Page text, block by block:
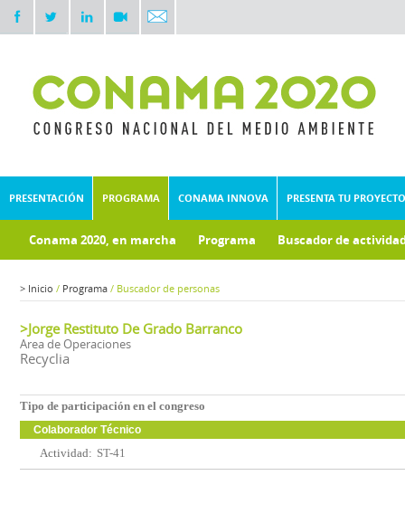
PRESENTACIÓN PROGRAMA CONAMA INNOVA PRESENTA TU PROYECTO
Conama 2020, en marcha Programa Buscador de
> Inicio / Programa / Buscador de personas
>Jorge Restituto De Grado Barranco
Area de Operaciones
Recyclia
Tipo de participación en el congreso
Colaborador Técnico
Actividad: ST-41